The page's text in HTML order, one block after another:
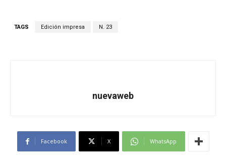
TAGS Edición impresa N. 23
nuevaweb
Facebook X WhatsApp